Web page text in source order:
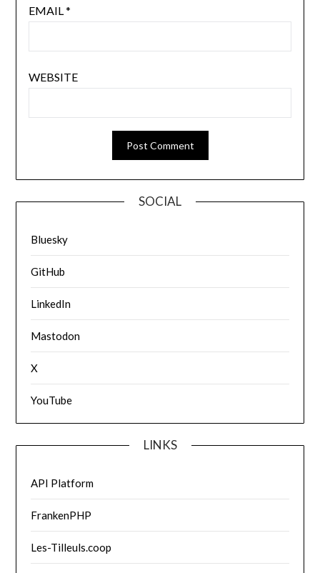
EMAIL*
WEBSITE
SOCIAL
Bluesky
GitHub
LinkedIn
Mastodon
X
YouTube
LINKS
API Platform
FrankenPHP
Les-Tilleuls.coop